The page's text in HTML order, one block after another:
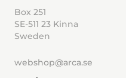
Box 251
SE-511 23 Kinna
Sweden
webshop@arca.se